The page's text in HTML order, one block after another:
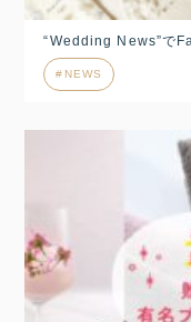
“Wedding News”で
NEWS